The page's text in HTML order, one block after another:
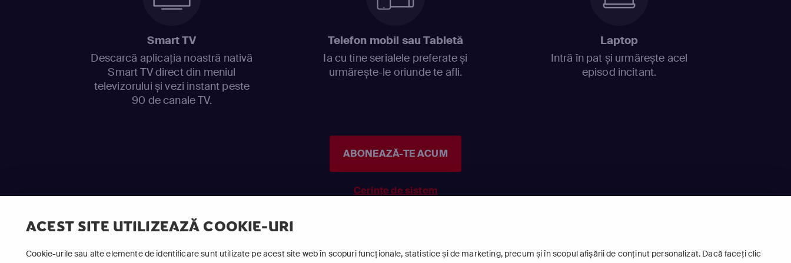
ACEST SITE UTILIZEAZĂ COOKIE-URI
Cookie-urile sau alte elemente de identificare sunt utilizate pe acest site web în scopuri funcționale, statistice și de marketing, precum și în scopul afișării de conținut personalizat. Dacă faceți clic
Smart TV
Descarcă aplicația noastră nativă
Smart TV direct din meniul
televizorului și vezi instant peste
90 de canale TV.
Telefon mobil sau Tabletă
Ia cu tine serialele preferate și
urmărește-le oriunde te afli.
Laptop
Intră în pat și urmărește acel
episod incitant.
ABONEAZĂ-TE ACUM
Cerințe de sistem